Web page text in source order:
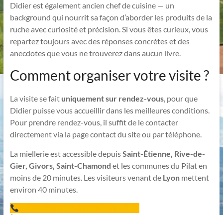
Didier est également ancien chef de cuisine — un
background qui nourrit sa façon d’aborder les produits de la
ruche avec curiosité et précision. Si vous êtes curieux, vous
repartez toujours avec des réponses concrètes et des
anecdotes que vous ne trouverez dans aucun livre.
Comment organiser votre visite ?
La visite se fait uniquement sur rendez-vous, pour que
Didier puisse vous accueillir dans les meilleures conditions.
Pour prendre rendez-vous, il suffit de le contacter
directement via la page contact du site ou par téléphone.
La miellerie est accessible depuisSaint-Étienne, Rive-de-
Gier, Givors, Saint-Chamond et les communes du Pilat en
moins de 20 minutes. Les visiteurs venant de Lyonmettent
environ 40 minutes.